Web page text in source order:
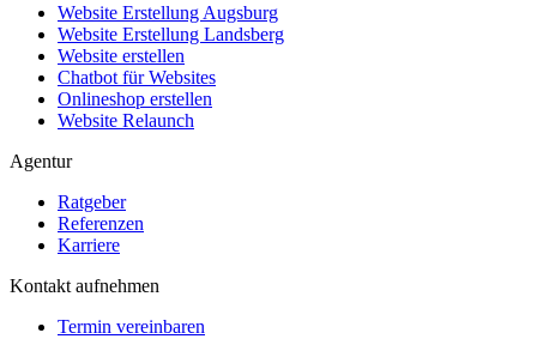
Website Erstellung Augsburg
Website Erstellung Landsberg
Website erstellen
Chatbot für Websites
Onlineshop erstellen
Website Relaunch
Agentur
Ratgeber
Referenzen
Karriere
Kontakt aufnehmen
Termin vereinbaren